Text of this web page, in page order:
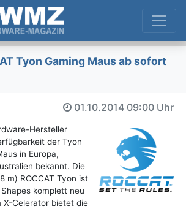
Tyon Gaming Maus ab sofort
01.10.2014 09:00 Uhr
Hersteller
der Tyon
in Europa,
bekannt. Die
m) ROCCAT Tyon ist
komplett neu
Celerator bietet die